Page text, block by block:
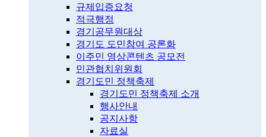
규제입증요청
적극행정
경기공무원대상
경기도 도민참여 공론화
이주민 영상콘텐츠 공모전
민관협치위원회
경기도민 정책축제
경기도민 정책축제 소개
행사안내
공지사항
자료실